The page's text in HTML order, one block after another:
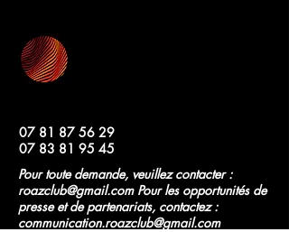
07 81 87 56 29
07 83 81 95 45
Pour toute demande, veuillez contacter :
roazclub@gmail.comPour les opportunités de
presse et de partenariats, contactez :
communication.roazclub@gmail.com